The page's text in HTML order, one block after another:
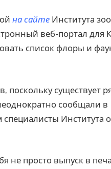
на сайтеИнститута
веб-портал для
список флоры и
поскольку существует
сообщали в
Института
не просто выпуск в